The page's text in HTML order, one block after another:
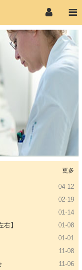
更多
07-09
04-12
02-19
01-14
01-08
】
01-01
11-08
11-06